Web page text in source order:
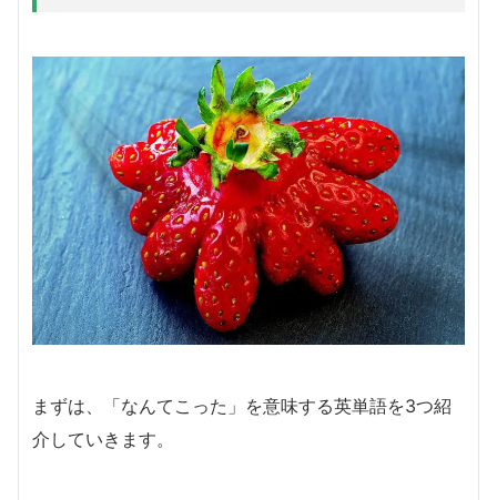
まずは、「なんてこった」を意味する英単語を3つ紹
介していきます。